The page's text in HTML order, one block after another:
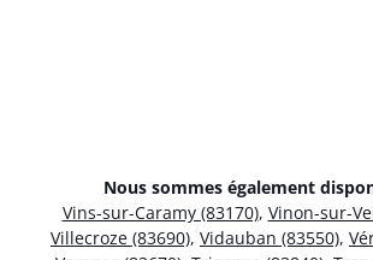
Nous sommes également
Vins-sur-Caramy (83170), Vinon-sur-
Villecroze (83690), Vidauban (83550),